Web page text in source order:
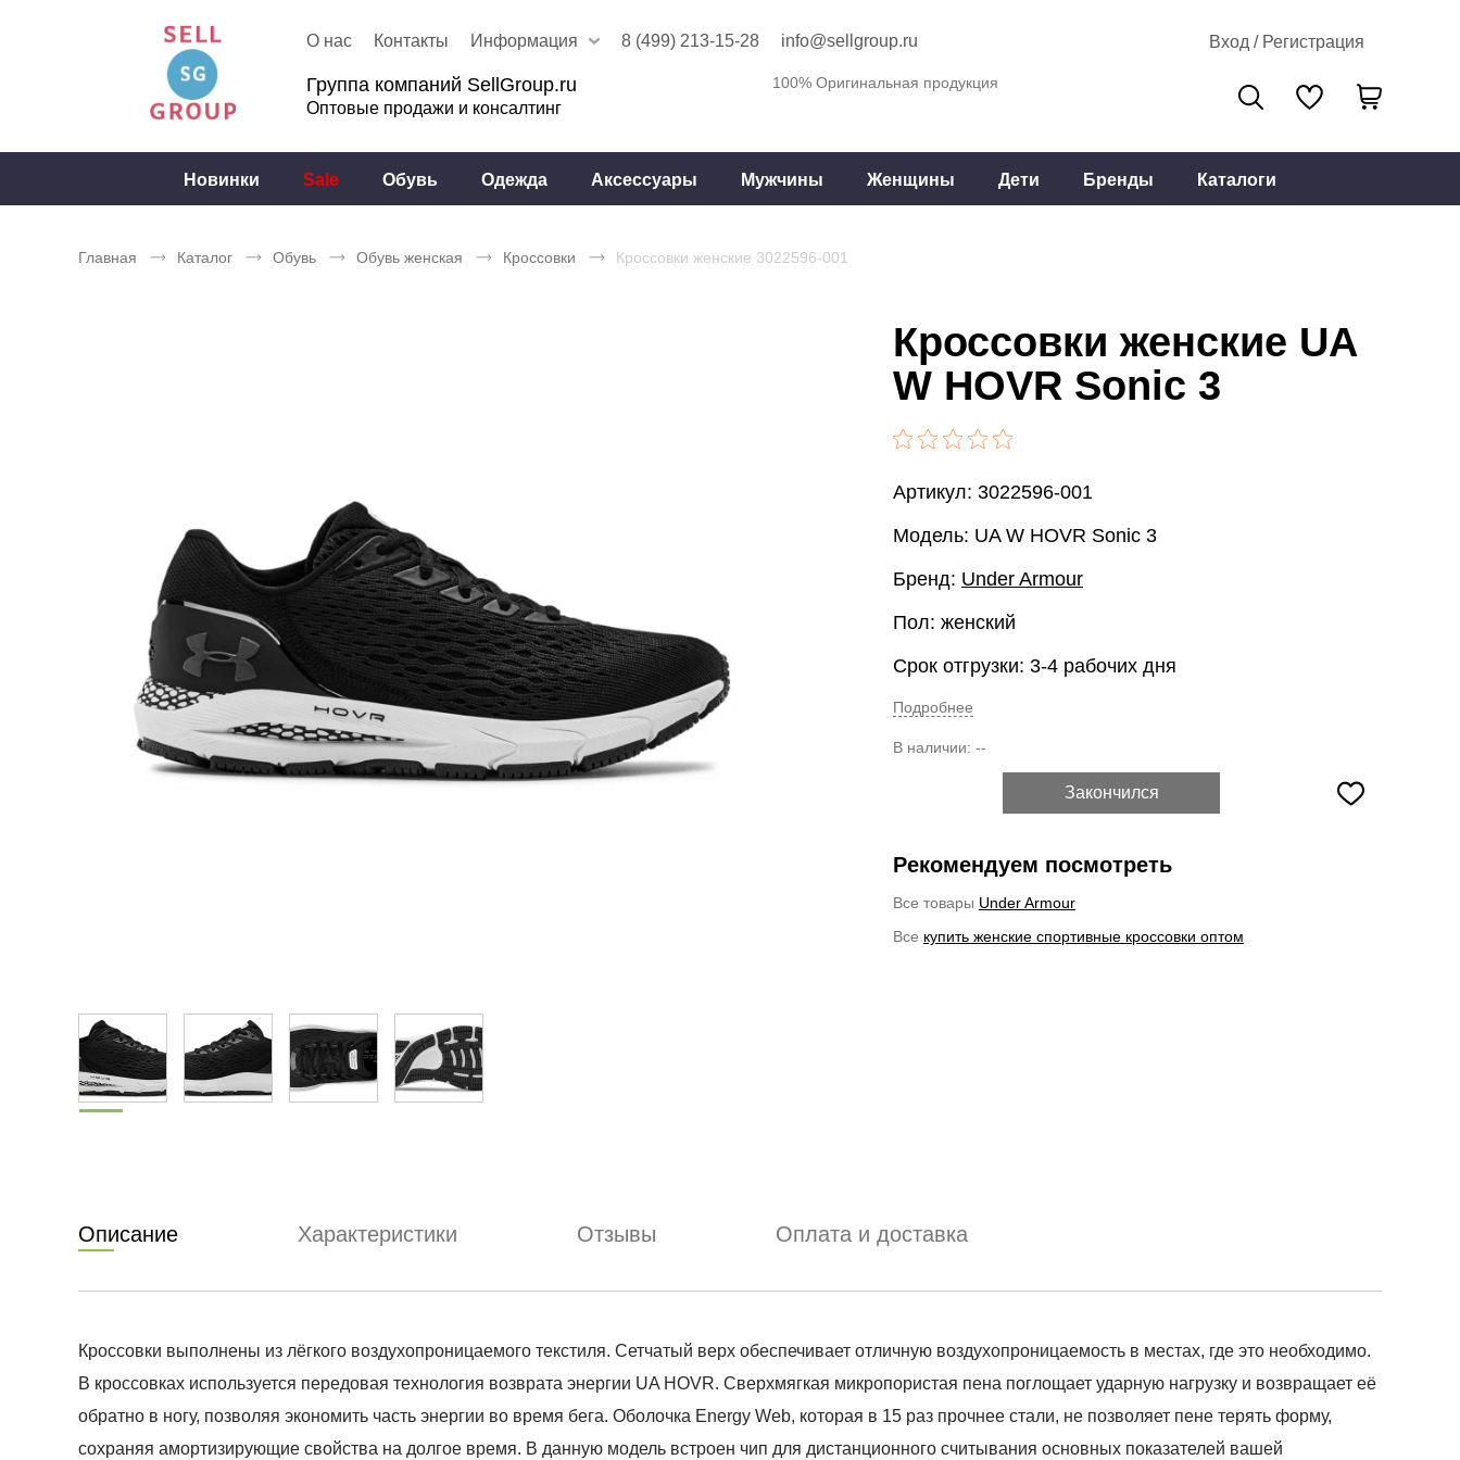
О нас Контакты Информация 8 (499) 213-15-28 info@sellgroup.ru Вход / Регистрация
Группа компаний SellGroup.ru
Оптовые продажи и консалтинг
100% Оригинальная продукция
Новинки Sale Обувь Одежда Аксессуары Мужчины Женщины Дети Бренды Каталоги
Главная Каталог Обувь Обувь женская Кроссовки Кроссовки женские 3022596-001
Кроссовки женские UA
W HOVR Sonic 3
Артикул: 3022596-001
Модель: UA W HOVR Sonic 3
Бренд: Under Armour
Пол: женский
Срок отгрузки: 3-4 рабочих дня
Подробнее
В наличии: --
Закончился
Рекомендуем посмотреть
Все товары Under Armour
Все купить женские спортивные кроссовки оптом
Описание Характеристики Отзывы Оплата и доставка
Кроссовки выполнены из лёгкого воздухопроницаемого текстиля. Сетчатый верх обеспечивает отличную воздухопроницаемость в местах, где это необходимо.
В кроссовках используется передовая технология возврата энергии UA HOVR. Сверхмягкая микропористая пена поглощает ударную нагрузку и возвращает её
обратно в ногу, позволяя экономить часть энергии во время бега. Оболочка Energy Web, которая в 15 раз прочнее стали, не позволяет пене терять форму,
сохраняя амортизирующие свойства на долгое время. В данную модель встроен чип для дистанционного считывания основных показателей вашей